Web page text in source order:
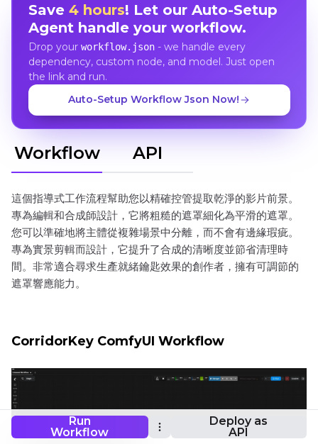
Run
Workflow
Deploy as
API
Save 4 hours! Let our Auto-Setup
Agent handle your workflow.
Drop your workflow.json- we handle every
dependency, custom node, and model. Just open
the link and run.
Auto-Setup Workflow Json Now!
Workflow API
這個指導式工作流程幫助您以精確控管提取乾淨的影片前景。
專為編輯和合成師設計，它將粗糙的遮罩細化為平滑的遮罩。
您可以準確地將主體從複雜場景中分離，而不會有邊緣瑕疵。
專為實景剪輯而設計，它提升了合成的清晰度並節省清理時
間。非常適合尋求生產就緒鑰匙效果的創作者，擁有可調節的
遮罩響應能力。
CorridorKey ComfyUI Workflow